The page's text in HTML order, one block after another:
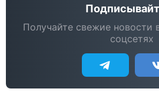
Получайте свежие новости
соцсетях